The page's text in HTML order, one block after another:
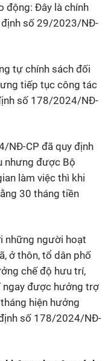
động: Đây là chính
định số 29/2023/NĐ-
tự chính sách đối
tiếp tục công tác
số 178/2024/NĐ-
NĐ-CP đã quy định
nhưng được Bộ
làm việc thì khi
30 tháng tiền
những người hoạt
ở thôn, tổ dân phố
chế độ hưu trí,
ngay được hưởng trợ
hiện hưởng
số 178/2024/NĐ-